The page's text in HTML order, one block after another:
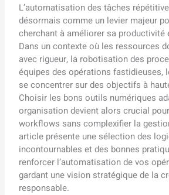
L’automatisation des tâches
désormais comme un levier majeur
cherchant à améliorer sa productivité
Dans un contexte où les ressources
avec rigueur, la robotisation des
équipes des opérations fastidieuses,
se concentrer sur des objectifs à
Choisir les bons outils numériques
organisation devient alors crucial
workflows sans complexifier la
article présente une sélection des
incontournables et des bonnes
renforcer l’automatisation de vos
gardant une vision stratégique de la
responsable.